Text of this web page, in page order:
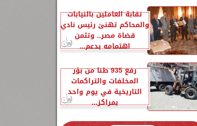
نقابة العاملين بالنيابات
والمحاكم تهنئ رئيس نادي
قضاة مصر.. وتثمن
اهتمامه بدعم...
رفع 935 طنًا من بؤر
المخلفات والتراكمات
التاريخية في يوم واحد
بمراكز...